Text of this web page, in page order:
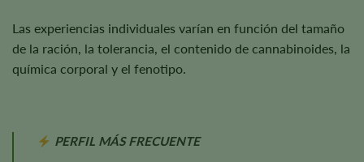
Las experiencias individuales varían en función del tamaño
de la ración, la tolerancia, el contenido de cannabinoides, la
química corporal y el fenotipo.
PERFIL MÁS FRECUENTE